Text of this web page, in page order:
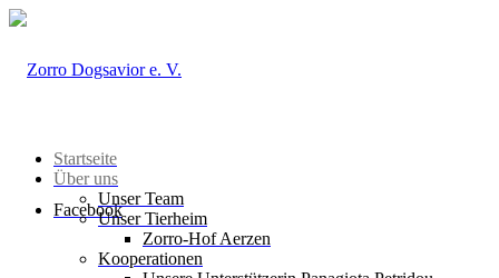
Facebook
Startseite
Über uns
Unser Team
Unser Tierheim
Zorro-Hof Aerzen
Kooperationen